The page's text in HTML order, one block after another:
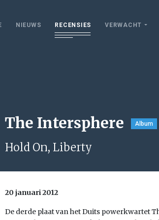
NIEUWS RECENSIES VERWACHT
The Intersphere Album
Hold On, Liberty
20 januari 2012
De derde plaat van het Duits powerkwartet